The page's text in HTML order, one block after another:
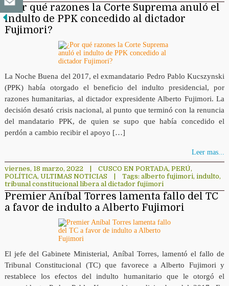
¿Por qué razones la Corte Suprema anuló el
indulto de PPK concedido al dictador
Fujimori?
La Noche Buena del 2017, el exmandatario Pedro Pablo Kucszynski
(PPK) había otorgado el beneficio del indulto presidencial, por
razones humanitarias, al dictador expresidente Alberto Fujimori. La
decisión desató crisis nacional, al punto que terminó con la renuncia
del mandatario PPK, de quien se supo que había concedido el
perdón a cambio recibir el apoyo […]
Leer mas...
viernes, 18 marzo, 2022 CUSCO EN PORTADA, PERÚ,
POLÍTICA, ULTIMAS NOTICIAS Tags: alberto fujimori, indulto,
tribunal constitucional libera al dictador fujimori
Premier Aníbal Torres lamenta fallo del TC
a favor de indulto a Alberto Fujimori
El jefe del Gabinete Ministerial, Aníbal Torres, lamentó el fallo de
Tribunal Constitucional (TC) que favorece a Alberto Fujimori y
restablece los efectos del indulto humanitario que le otorgó el